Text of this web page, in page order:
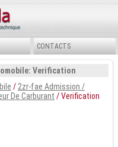
CONTACTS
Verification
/ 2zr-fae Admission /
De Carburant / Verification